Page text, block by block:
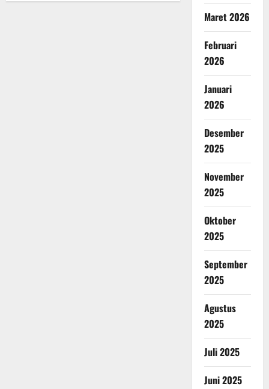
Maret 2026
Februari
2026
Januari
2026
Desember
2025
November
2025
Oktober
2025
September
2025
Agustus
2025
Juli 2025
Juni 2025